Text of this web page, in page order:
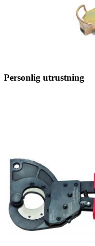
Personlig utrustning